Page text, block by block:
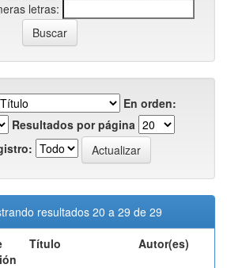
letras:
En orden:
Resultados por página
resultados 20 a 29 de 29
Título Autor(es)